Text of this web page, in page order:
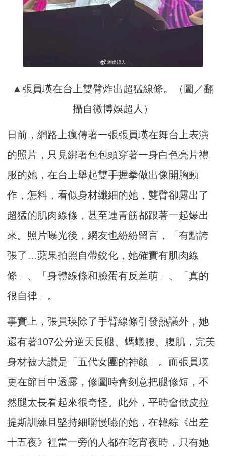
▲張員瑛在台上雙臂炸出超猛線條。（圖／翻
攝自微博娛超人）
日前，網路上瘋傳著一張張員瑛在舞台上表演
的照片，只見綁著包包頭穿著一身白色亮片禮
服的她，在台上舉起雙手握拳做出像開胸動
作，怎料，看似身材纖細的她，雙臂卻露出了
超猛的肌肉線條，甚至連青筋都跟著一起爆出
來。照片曝光後，網友也紛紛留言，「有點誇
張了…蘋果拍照自帶銳化，她確實有肌肉線
條」、「身體線條和臉蛋有反差萌」、「真的
很自律」。
事實上，張員瑛除了手臂線條引發熱議外，她
還有著107公分逆天長腿、螞蟻腰、腹肌，完美
身材被大讚是「五代女團的神顏」。而張員瑛
更在節目中透露，修圖時會刻意把腿修短，不
然腿太長看起來很奇怪。此外，平時會做皮拉
提斯訓練且堅持細嚼慢嚥的她，在韓綜《出差
十五夜》裡當一旁的人都在吃宵夜時，只有她